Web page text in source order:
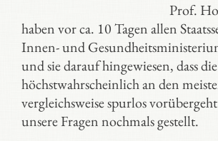
Prof.
haben vor ca. 10 Tagen allen
Innen- und
und sie darauf hingewiesen, dass
höchstwahrscheinlich an den
vergleichsweise spurlos
unsere Fragen nochmals gestellt.